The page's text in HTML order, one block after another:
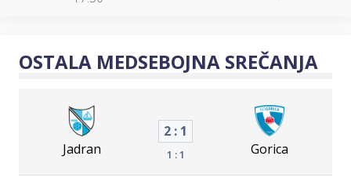
OSTALA MEDSEBOJNA SREČANJA
Jadran
2 : 1
1 : 1 Gorica